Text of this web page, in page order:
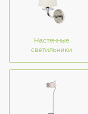
Настенные
светильники